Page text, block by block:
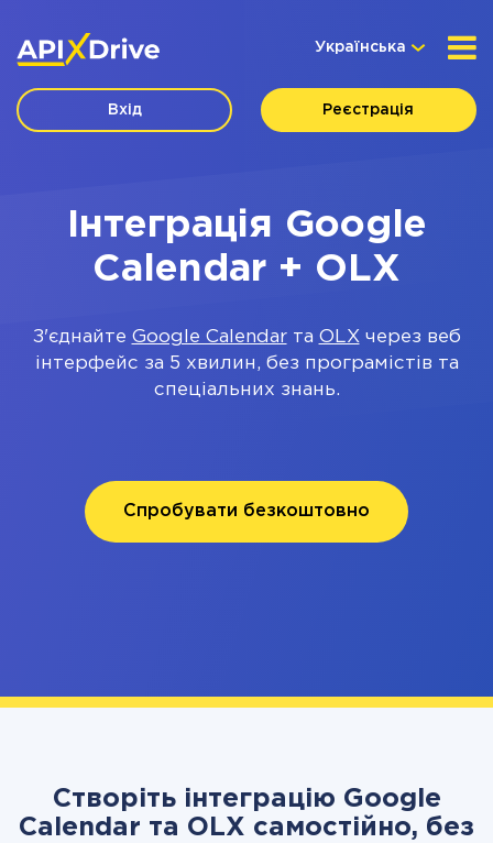
Українська
Вхід Реєстрація
Інтеграція Google
Calendar + OLX
З'єднайте Google Calendarта OLXчерез веб
інтерфейс за 5 хвилин, без програмістів та
спеціальних знань.
Спробувати безкоштовно
Створіть інтеграцію Google
Calendar та OLX самостійно, без